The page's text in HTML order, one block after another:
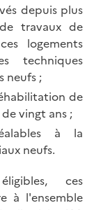
depuis plus
travaux de
logements
techniques
neufs ;
de
vingt ans ;
à la
neufs.
ces
à l'ensemble